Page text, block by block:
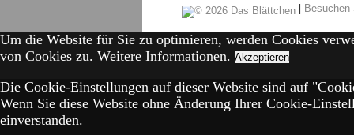
|
Um die Website für Sie zu optimieren, werden Cookies
von Cookies zu. Weitere Informationen. Akzeptieren
Die Cookie-Einstellungen auf dieser Website sind auf
Wenn Sie diese Website ohne Änderung Ihrer Cookie-
einverstanden.